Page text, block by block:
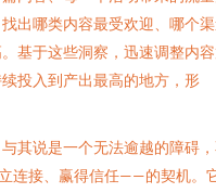
出哪类内容最受欢迎、哪个
基于这些洞察，迅速调整内
投入到产出最高的地方，形
其说是一个无法逾越的障碍
连接、赢得信任——的契机。